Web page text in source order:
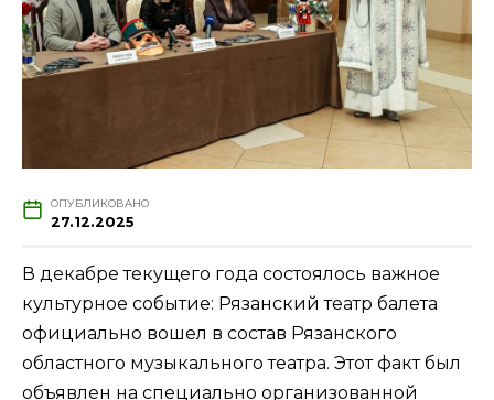
ОПУБЛИКОВАНО
27.12.2025
В декабре текущего года состоялось важное
культурное событие: Рязанский театр балета
официально вошел в состав Рязанского
областного музыкального театра. Этот факт был
объявлен на специально организованной